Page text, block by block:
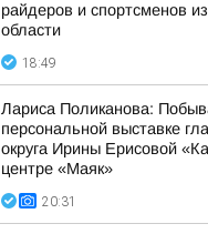
райдеров и спортсменов
области
18:49
Лариса Поликанова:
персональной выставке
округа Ирины Ерисовой
центре «Маяк»
20:31